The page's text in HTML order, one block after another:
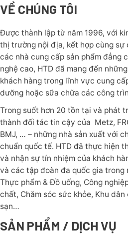
VỀ CHÚNG TÔI
Được thành lập từ năm 1996, với
thị trường nội địa, kết hợp cùng sự
các nhà cung cấp sản phẩm đẳng
nghệ cao, HTD đã mang đến
khách hàng trong lĩnh vực cung
dưỡng hoặc sữa chữa các công
Trong suốt hơn 20 tồn tại và phát
thành đối tác tin cậy của Metz,
BMJ, … – những nhà sản xuất với
chuẩn quốc tế. HTD đã thực hiện
và nhận sự tín nhiệm của khách
và các tập đoàn đa quốc gia trong
Thực phẩm & Đồ uống, Công
chất, Chăm sóc sức khỏe, Khu
sạn…
SẢN PHẨM / DỊCH VỤ